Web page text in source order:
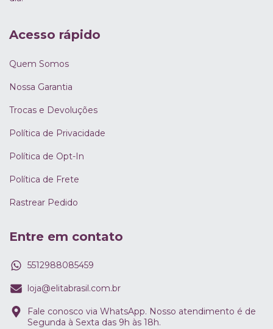
Acesso rápido
Quem Somos
Nossa Garantia
Trocas e Devoluções
Política de Privacidade
Política de Opt-In
Política de Frete
Rastrear Pedido
Entre em contato
5512988085459
loja@elitabrasil.com.br
Fale conosco via WhatsApp. Nosso atendimento é de
Segunda à Sexta das 9h às 18h.